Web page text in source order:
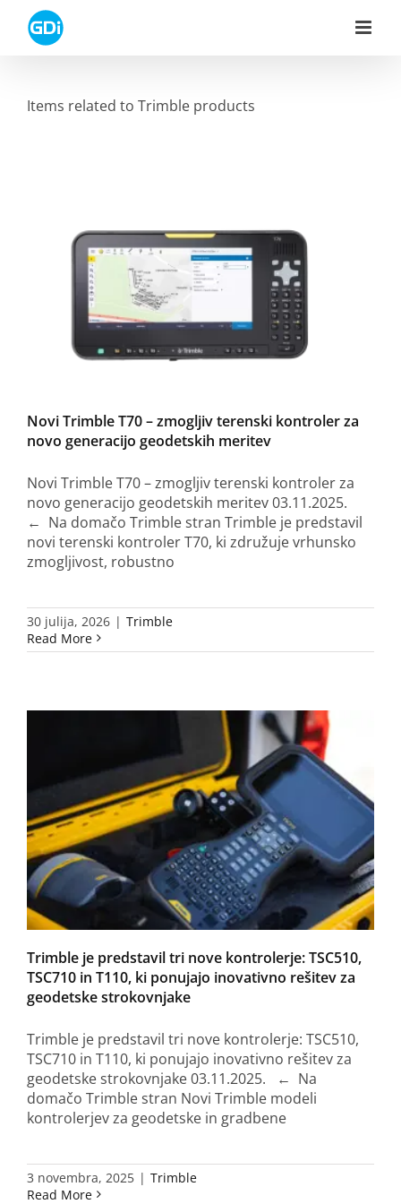
content
Items related to Trimble products
Novi Trimble T70 – zmogljiv terenski kontroler za
novo generacijo geodetskih meritev
Novi Trimble T70 – zmogljiv terenski kontroler za
novo generacijo geodetskih meritev 03.11.2025.
← Na domačo Trimble stran Trimble je predstavil
novi terenski kontroler T70, ki združuje vrhunsko
zmogljivost, robustno
30 julija, 2026 | Trimble
Read More
Trimble je predstavil tri nove kontrolerje: TSC510,
TSC710 in T110, ki ponujajo inovativno rešitev za
geodetske strokovnjake
Trimble je predstavil tri nove kontrolerje: TSC510,
TSC710 in T110, ki ponujajo inovativno rešitev za
geodetske strokovnjake 03.11.2025. ← Na
domačo Trimble stran Novi Trimble modeli
kontrolerjev za geodetske in gradbene
3 novembra, 2025 | Trimble
Read More